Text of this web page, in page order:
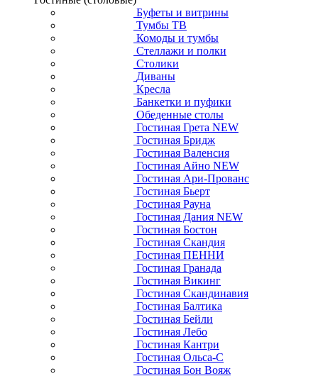
Буфеты и витрины
Тумбы ТВ
Комоды и тумбы
Стеллажи и полки
Столики
Диваны
Кресла
Банкетки и пуфики
Обеденные столы
Гостиная Грета NEW
Гостиная Бридж
Гостиная Валенсия
Гостиная Айно NEW
Гостиная Ари-Прованс
Гостиная Бьерт
Гостиная Рауна
Гостиная Дания NEW
Гостиная Бостон
Гостиная Скандия
Гостиная ПЕННИ
Гостиная Гранада
Гостиная Викинг
Гостиная Скандинавия
Гостиная Балтика
Гостиная Бейли
Гостиная Лебо
Гостиная Кантри
Гостиная Ольса-С
Гостиная Бон Вояж